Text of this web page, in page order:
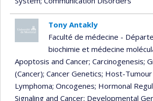
Tony Antakly
Faculté de médecine -
biochimie et médecine
Apoptosis and Cancer; Carcinogenesis;
(Cancer); Cancer Genetics; Host-
Lymphoma; Oncogenes; Hormonal
Signaling and Cancer; Developmental